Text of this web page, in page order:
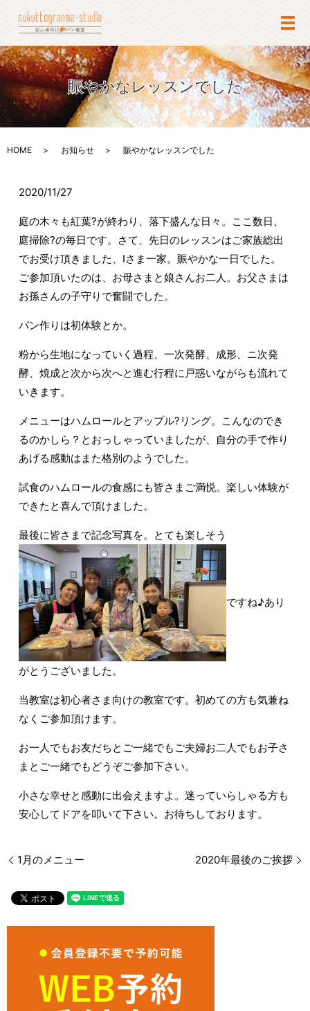
メ
賑やかなレッスンでした
HOME お知らせ 賑やかなレッスンでした
2020/11/27
庭の木々も紅葉?が終わり、落下盛んな日々。ここ数日、
庭掃除?の毎日です。さて、先日のレッスンはご家族総出
でお受け頂きました、Iさま一家。賑やかな一日でした。
ご参加頂いたのは、お母さまと娘さんお二人。お父さまは
お孫さんの子守りで奮闘でした。
パン作りは初体験とか。
粉から生地になっていく過程、一次発酵、成形、ニ次発
酵、焼成と次から次へと進む行程に戸惑いながらも流れて
いきます。
メニューはハムロールとアップル?リング。こんなのでき
るのかしら？とおっしゃっていましたが、自分の手で作り
あげる感動はまた格別のようでした。
試食のハムロールの食感にも皆さまご満悦。楽しい体験が
できたと喜んで頂けました。
最後に皆さまで記念写真を。とても楽しそう
ですね♪あり
がとうございました。
当教室は初心者さま向けの教室です。初めての方も気兼ね
なくご参加頂けます。
お一人でもお友だちとご一緒でもご夫婦お二人でもお子さ
まとご一緒でもどうぞご参加下さい。
小さな幸せと感動に出会えますよ。迷っていらしゃる方も
安心してドアを叩いて下さい。お待ちしております。
1月のメニュー 2020年最後のご挨拶